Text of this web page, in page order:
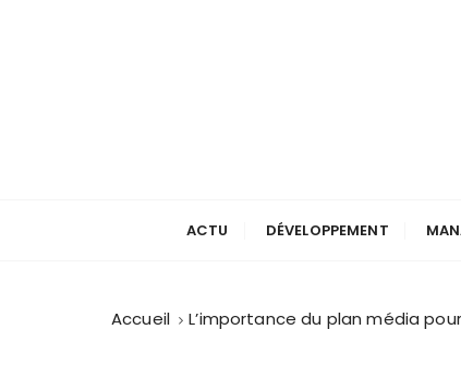
Laurie Design
ACTU DÉVELOPPEMENT
Accueil L’importance du plan média